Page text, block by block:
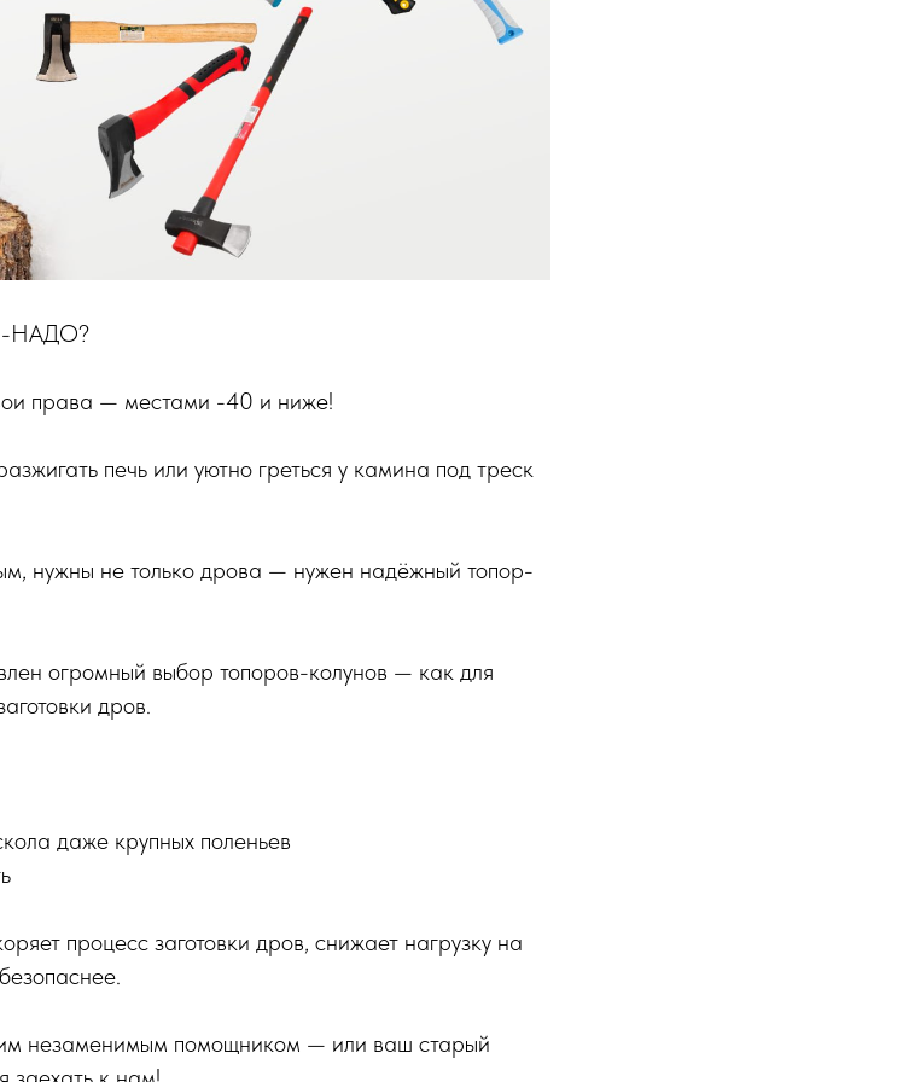
НАДО?
права — местами -40 и ниже!
печь или уютно греться у камина под треск
нужны не только дрова — нужен надёжный топор-
огромный выбор топоров-колунов — как для
дров.
даже крупных поленьев
процесс заготовки дров, снижает нагрузку на
незаменимым помощником — или ваш старый